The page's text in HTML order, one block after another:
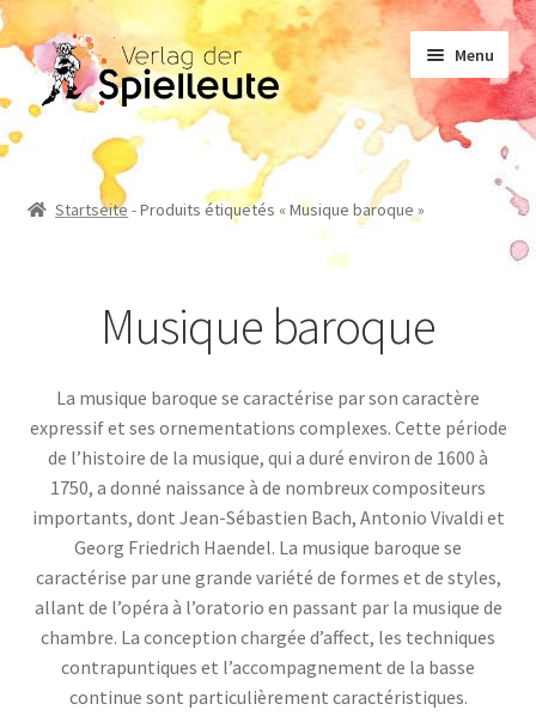
Aller
à
la
navigation
Aller
au
contenu
Menu
Notes de musique
Manuel d’enseignement
Non-fiction
Romans
Startseite -Produits étiquetés « Musique baroque »
Musique baroque
La musique baroque se caractérise par son caractère
expressif et ses ornementations complexes. Cette période
de l’histoire de la musique, qui a duré environ de 1600 à
1750, a donné naissance à de nombreux compositeurs
importants, dont Jean-Sébastien Bach, Antonio Vivaldi et
Georg Friedrich Haendel. La musique baroque se
caractérise par une grande variété de formes et de styles,
allant de l’opéra à l’oratorio en passant par la musique de
chambre. La conception chargée d’affect, les techniques
contrapuntiques et l’accompagnement de la basse
continue sont particulièrement caractéristiques.